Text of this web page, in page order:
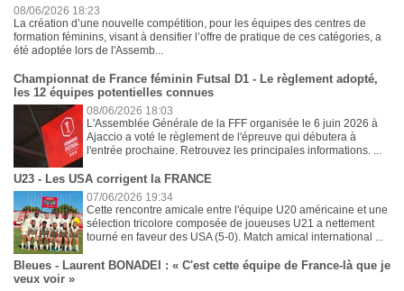
08/06/2026 18:23
La création d’une nouvelle compétition, pour les équipes des centres de
formation féminins, visant à densifier l’offre de pratique de ces catégories, a
été adoptée lors de l'Assemb...
Championnat de France féminin Futsal D1 - Le règlement adopté,
les 12 équipes potentielles connues
08/06/2026 18:03
L'Assemblée Générale de la FFF organisée le 6 juin 2026 à
Ajaccio a voté le règlement de l'épreuve qui débutera à
l'entrée prochaine. Retrouvez les principales informations. ...
U23 - Les USA corrigent la FRANCE
07/06/2026 19:34
Cette rencontre amicale entre l'équipe U20 américaine et une
sélection tricolore composée de joueuses U21 a nettement
tourné en faveur des USA (5-0). Match amical international ...
Bleues - Laurent BONADEI : « C'est cette équipe de France-là que je
veux voir »